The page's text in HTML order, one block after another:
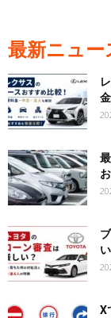
最新ニュー
X